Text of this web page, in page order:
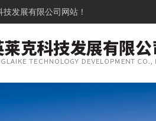
发展有限公司网站！